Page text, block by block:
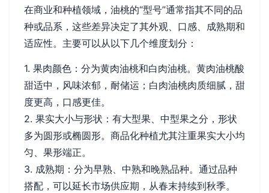
在商业和种植领域，油桃的“型号”通常指其不同的品
种或品系，这些差异决定了其外观、口感、成熟期和
适应性。主要可以从以下几个维度划分：
1. 果肉颜色：分为黄肉油桃和白肉油桃。黄肉油桃酸
甜适中，风味浓郁，耐储运；白肉油桃肉质细腻，甜
度更高，口感更佳。
2. 果实大小与形状：有大型果、中型果之分，形状
多为圆形或椭圆形。商品化种植尤其注重果实大小均
匀、果形端正。
3. 成熟期：分为早熟、中熟和晚熟品种。通过品种
搭配，可以延长市场供应期，从春末持续到秋季。